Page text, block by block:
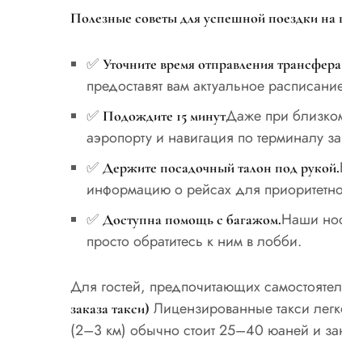
Полезные советы для успешной поездки на
✅ Уточните время отправления
предоставят вам актуальное
✅ Подождите 15 минутДаже при
аэропорту и навигация по терминалу
✅ Держите посадочный талон под рукой.
информацию о рейсах для
✅ Доступна помощь с багажом.Наши
просто обратитесь к ним в лобби.
Для гостей, предпочитающих
заказа такси) Лицензированные такси
(2–3 км) обычно стоит 25–40 юаней и